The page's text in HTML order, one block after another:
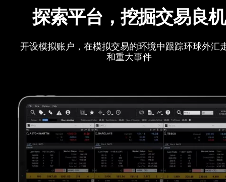
探索平台，挖掘交易良机
开设模拟账户，在模拟交易的环境中跟踪环球外汇
和重大事件